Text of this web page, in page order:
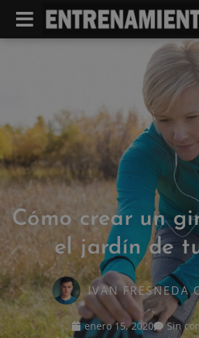
Cómo crear un
el jardín de
IVAN FRESNEDA
enero 15, 2020 Sin